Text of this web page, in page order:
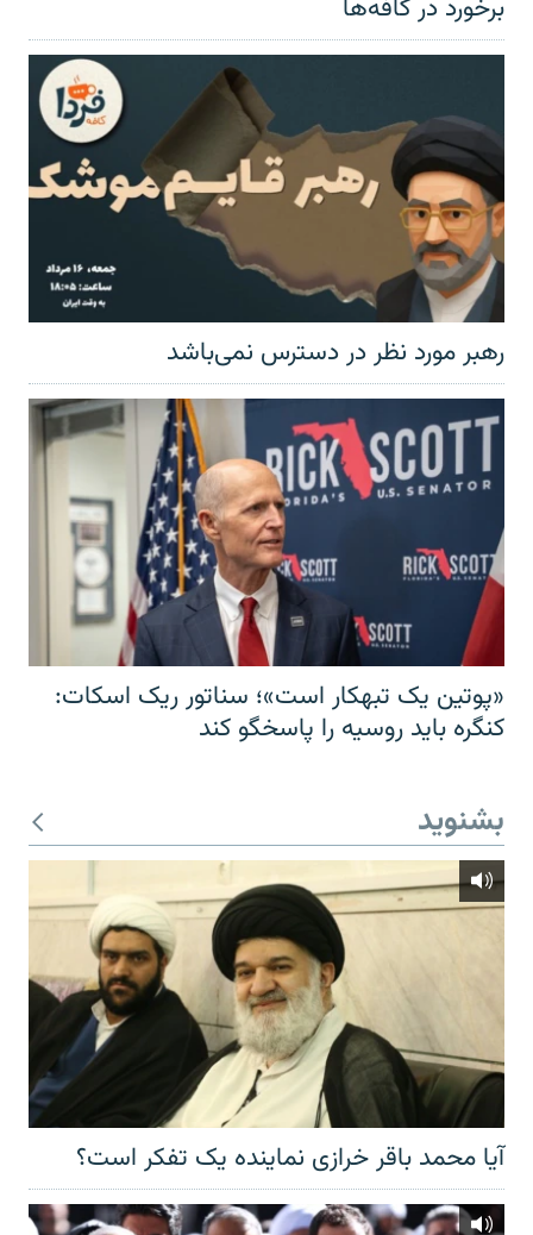
برخورد در کافه‌ها
رهبر مورد نظر در دسترس نمی‌باشد
«پوتین یک تبهکار است»؛ سناتور ریک اسکات:
کنگره باید روسیه را پاسخگو کند
بشنوید
آیا محمد باقر خرازی نماینده یک تفکر است؟